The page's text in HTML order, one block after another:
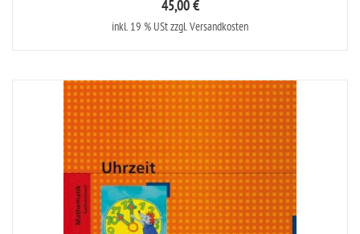
45,00 €
inkl. 19 % USt zzgl. Versandkosten